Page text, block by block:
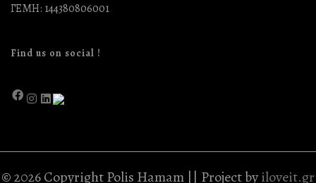
ΓΕΜΗ: 144380806001
Find us on social !
© 2026 Copyright Polis Hamam || Project byiloveit.gr